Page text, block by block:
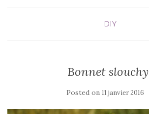
DIY
Bonnet slouchy
Posted on 11 janvier 2016